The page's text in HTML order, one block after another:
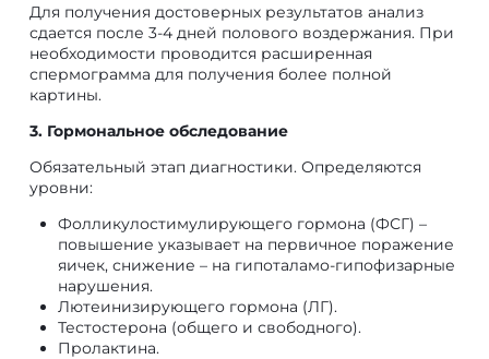
Для получения достоверных результатов анализ
сдается после 3-4 дней полового воздержания. При
необходимости проводится расширенная
спермограмма для получения более полной
картины.
3. Гормональное обследование
Обязательный этап диагностики. Определяются
уровни:
Фолликулостимулирующего гормона (ФСГ) –
повышение указывает на первичное поражение
яичек, снижение – на гипоталамо-гипофизарные
нарушения.
Лютеинизирующего гормона (ЛГ).
Тестостерона (общего и свободного).
Пролактина.